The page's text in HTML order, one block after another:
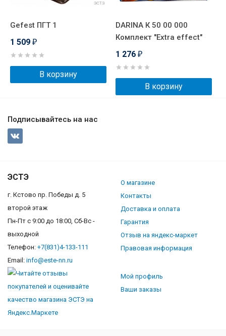
Gefest ПГТ 1
1 509 ₽
В корзину
DARINA К 50 00 000
Комплект "Extra effect"
1 276 ₽
В корзину
Подписывайтесь на нас
ЭСТЭ
г. Кстово пр. Победы д. 5
второй этаж
Пн-Пт с 9:00 до 18:00, Сб-Вс -
выходной
Телефон: +7(831)4-133-111
Email: info@este-nn.ru
О магазине
Контакты
Доставка и оплата
Гарантия
Отзыв на яндекс-маркет
Правовая информация
Мой профиль
Ваши заказы